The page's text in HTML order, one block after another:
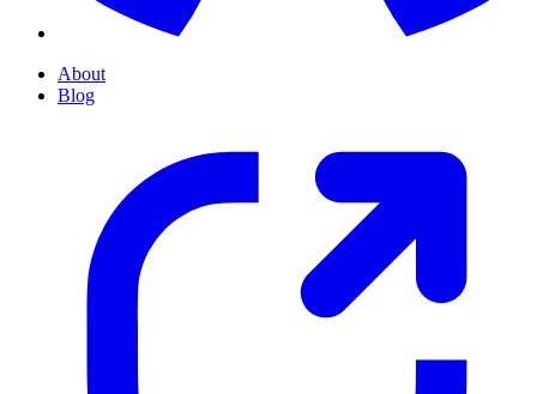
About
Blog